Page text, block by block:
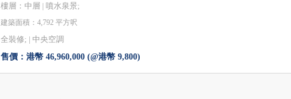
樓層：中層 | 噴水泉景;
建築面積：4,792 平方呎
全裝修; |中央空調
售價：港幣 46,960,000 (@港幣 9,800)